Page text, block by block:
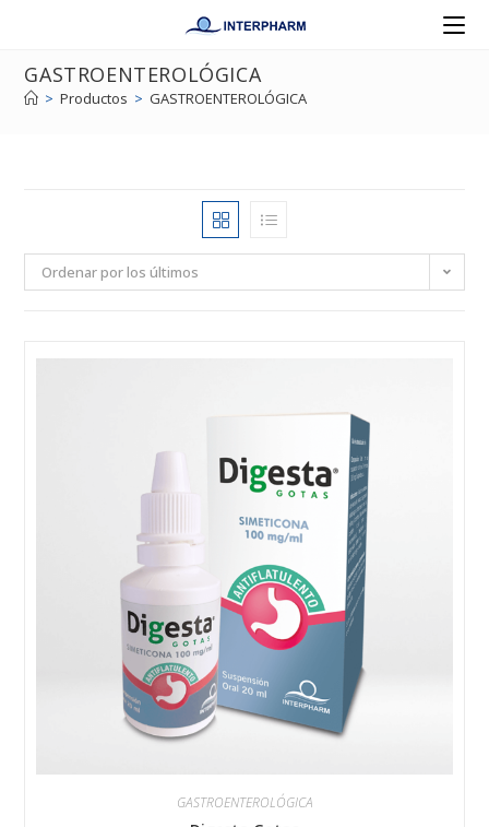
GASTROENTEROLÓGICA
> Productos > GASTROENTEROLÓGICA
Ordenar por los últimos
GASTROENTEROLÓGICA